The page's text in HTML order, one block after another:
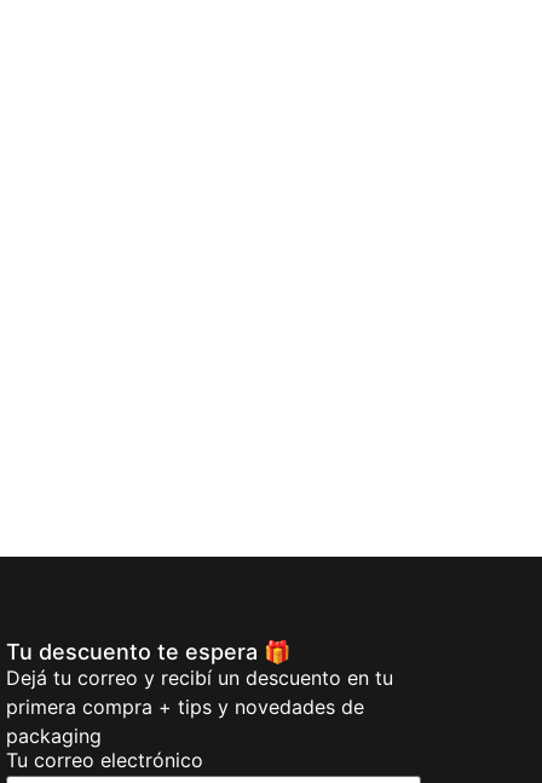
Tu descuento te espera 🎁
Dejá tu correo y recibí un descuento en tu
primera compra + tips y novedades de
packaging
Tu correo electrónico